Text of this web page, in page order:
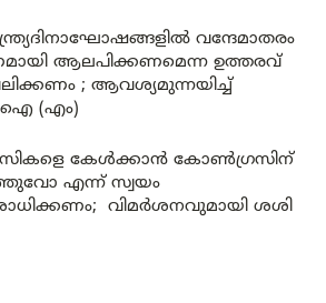
വന്ദേമാതരം
ആലപിക്കണമെന്ന ഉത്തരവ്
; ആവശ്യമുന്നയിച്ച്
(എം)
കേൾക്കാൻ കോൺഗ്രസിന്
എന്ന് സ്വയം
വിമർശനവുമായി ശശി